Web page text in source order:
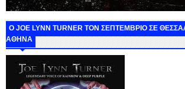
O JOE LYNN TURNER ΤΟΝ ΣΕΠΤΕΜΒΡΙΟ ΣΕ
ΑΘΗΝΑ